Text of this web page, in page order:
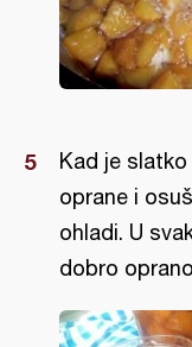
Kad je
oprane i
ohladi. U
dobro